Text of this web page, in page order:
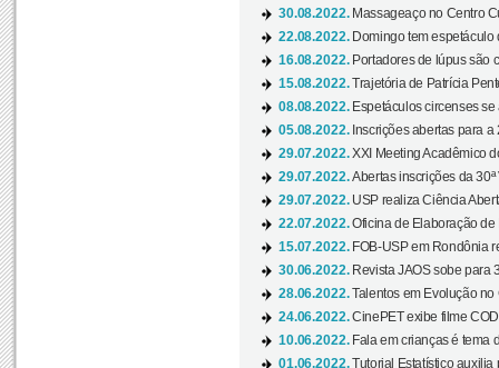
30.08.2022. Massageaço no Centro
22.08.2022. Domingo tem espetáculo
16.08.2022. Portadores de lúpus são
15.08.2022.Trajetória de Patrícia
08.08.2022. Espetáculos circenses
05.08.2022. Inscrições abertas para a
29.07.2022.XXI Meeting Acadêmico
29.07.2022.Abertas inscrições da 30ª
29.07.2022. USP realiza Ciência
22.07.2022.Oficina de Elaboração de
15.07.2022. FOB-USP em Rondônia
30.06.2022. Revista JAOS sobe para
28.06.2022.Talentos em Evolução no
24.06.2022.CinePET exibe filme
10.06.2022. Fala em crianças é tema
01.06.2022.Tutorial Estatístico auxilia